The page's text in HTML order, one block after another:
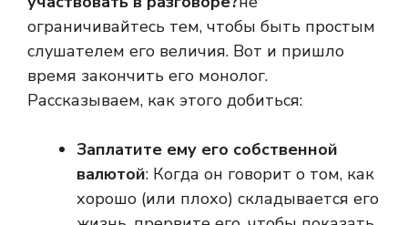
ограничивайтесь тем, чтобы быть простым
слушателем его величия. Вот и пришло
время закончить его монолог.
Рассказываем, как этого добиться:
Заплатите ему его собственной
валютой: Когда он говорит о том, как
хорошо (или плохо) складывается его